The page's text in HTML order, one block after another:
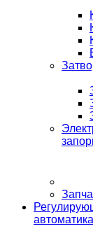
автоматика